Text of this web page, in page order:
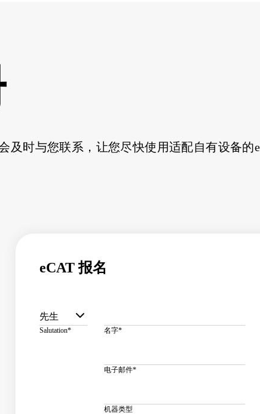
及时与您联系，让您尽快使用适配自有设备的
eCAT 报名
先生
Salutation* 名字*
电子邮件*
机器类型